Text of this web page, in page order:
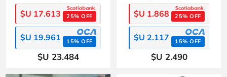
$U 17.613 25% OFF
$U 19.961 15% OFF
$U 23.484
$U 1.868 25% OFF
$U 2.117 15% OFF
$U 2.490